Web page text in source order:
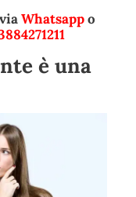
Whatsappo
è una